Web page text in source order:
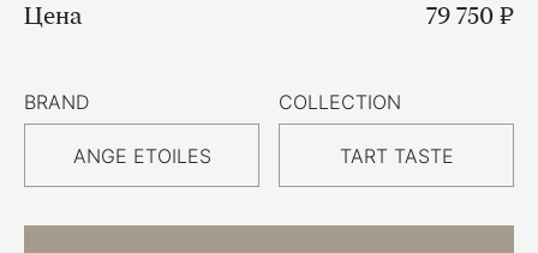
Цена 79 750 ₽
BRAND
ANGE ETOILES
COLLECTION
TART TASTE